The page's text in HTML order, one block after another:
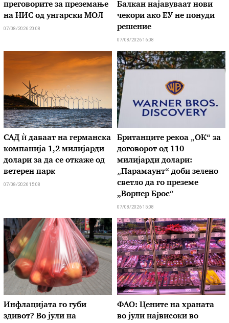
преговорите за преземање
на НИС од унгарски МОЛ
07/08/2026 20:08
Балкан најавуваат нови
чекори ако ЕУ не понуди
решение
07/08/2026 16:08
САД ѝ даваат на германска
компанија 1,2 милијарди
долари за да се откаже од
ветерен парк
07/08/2026 15:08
Британците рекоа „ОК“ за
договорот од 110
милијарди долари:
„Парамаунт“ доби зелено
светло да го преземе
„Ворнер Брос“
07/08/2026 15:08
Инфлацијата го губи
здивот? Во јули на
ФАО: Цените на храната
во јули највисоки во